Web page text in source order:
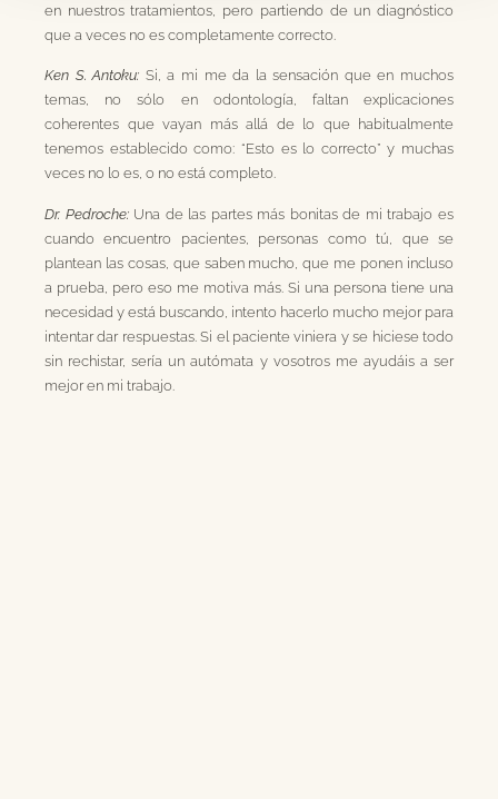
en nuestros tratamientos, pero partiendo de un diagnóstico
que a veces no es completamente correcto.
Ken S. Antoku: Si, a mi me da la sensación que en muchos
temas, no sólo en odontología, faltan explicaciones
coherentes que vayan más allá de lo que habitualmente
tenemos establecido como: “Esto es lo correcto” y muchas
veces no lo es, o no está completo.
Dr. Pedroche: Una de las partes más bonitas de mi trabajo es
cuando encuentro pacientes, personas como tú, que se
plantean las cosas, que saben mucho, que me ponen incluso
a prueba, pero eso me motiva más. Si una persona tiene una
necesidad y está buscando, intento hacerlo mucho mejor para
intentar dar respuestas. Si el paciente viniera y se hiciese todo
sin rechistar, sería un autómata y vosotros me ayudáis a ser
mejor en mi trabajo.